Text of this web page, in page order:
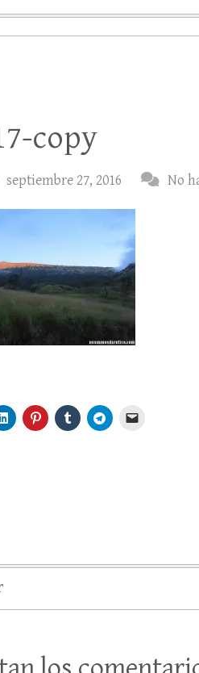
copy
septiembre 27, 2016 No